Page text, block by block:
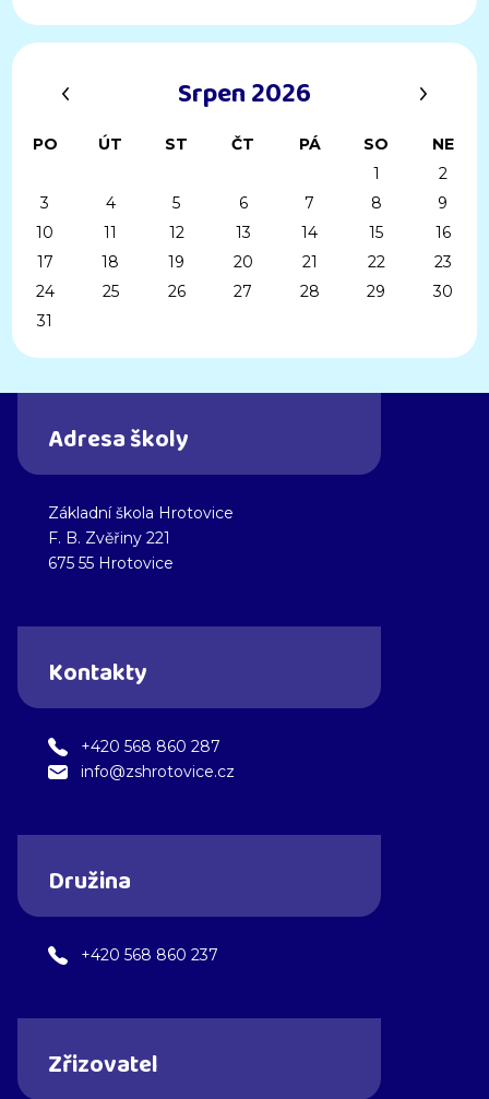
Srpen 2026
PO ÚT ST ČT PÁ SO
NE
1
2
3
4 5 6 7 8
9
10
11 12 13 14 15
16
17
18 19 20 21 22
23
24
25 26 27 28 29
30
31
Adresa školy
Základní škola Hrotovice
F. B. Zvěřiny 221
675 55 Hrotovice
Kontakty
+420 568 860 287
info@zshrotovice.cz
Družina
+420 568 860 237
Zřizovatel